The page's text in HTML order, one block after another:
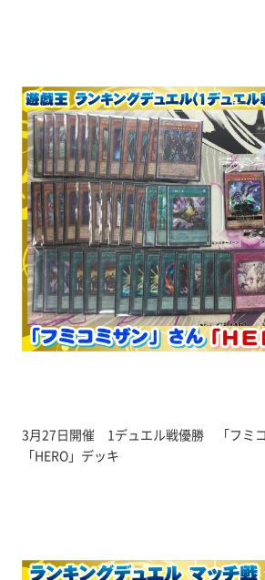
3月27日開催 1デュエル戦優勝 「フミ
「HERO」デッキ